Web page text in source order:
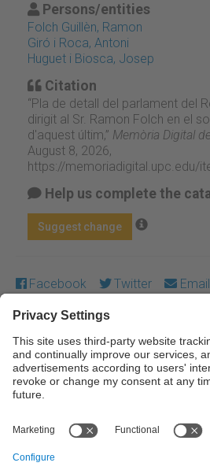
Persons/entities
Folch Guillèn, Ramon
Giró i Roca, Antoni
Huguet i Biosca, Josep
Citation
“Pla de detall del parlament del
dirigit al Sr. Ramon Folch en el
d'aquest últim,” Memòria Digital
August 8, 2026,
https://memoriadigital.upc.edu/
Help us complete the
Suggest change
Facebook Twitter Email
Except where otherwise noted,
licensed under a Creative
NonCommercial-NoDerivs 3.0 Spain